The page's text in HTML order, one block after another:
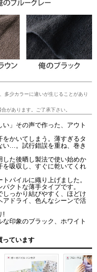
多少カラーに違いが生じることがあり
があります。ご了承下さい。
い」その声で作った、アウト
かいてしまう。薄すぎるタ
い…。試行錯誤を重ね、巻き
した後晒し製法で使い始めか
を吸収し、すぐに乾いてくれ
パイルに織り上げました。
クトな薄手タイプです。
っかり結びやすく、ほどけ
アドライ、色んなシーンで活
!
印象のブラック、ホワイト
っています